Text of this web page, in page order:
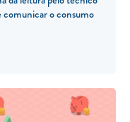
comunicar o consumo